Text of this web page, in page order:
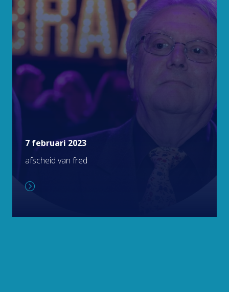
7 februari 2023
afscheid van fred